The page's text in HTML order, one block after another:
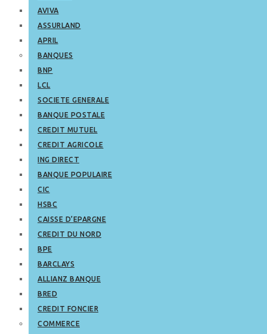
AVIVA
ASSURLAND
APRIL
BANQUES
BNP
LCL
SOCIETE GENERALE
BANQUE POSTALE
CREDIT MUTUEL
CREDIT AGRICOLE
ING DIRECT
BANQUE POPULAIRE
CIC
HSBC
CAISSE D’EPARGNE
CREDIT DU NORD
BPE
BARCLAYS
ALLIANZ BANQUE
BRED
CREDIT FONCIER
COMMERCE